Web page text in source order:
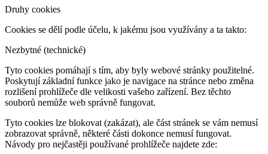
Druhy cookies
Cookies se dělí podle účelu, k jakému jsou využívány a ta takto:
Nezbytné (technické)
Tyto cookies pomáhají s tím, aby byly webové stránky použitelné.
Poskytují základní funkce jako je navigace na stránce nebo změna
rozlišení prohlížeče dle velikosti vašeho zařízení. Bez těchto
souborů nemůže web správně fungovat.
Tyto cookies lze blokovat (zakázat), ale část stránek se vám nemusí
zobrazovat správně, některé části dokonce nemusí fungovat.
Návody pro nejčastěji používané prohlížeče najdete zde: